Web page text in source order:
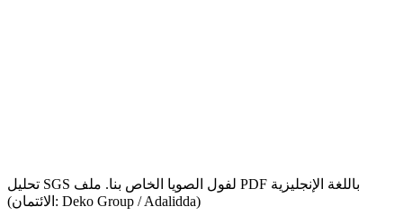
تحليل SGS لفول الصويا الخاص بنا. ملف PDF باللغة الإنجليزية
(الائتمان: Deko Group / Adalidda)